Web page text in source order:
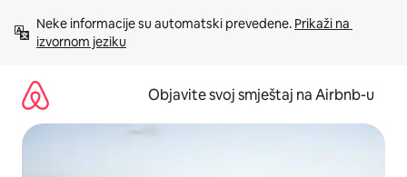
sadržaj
Neke informacije su automatski prevedene. Prikaži na
izvornom jeziku
Objavite svoj smještaj na Airbnb-u